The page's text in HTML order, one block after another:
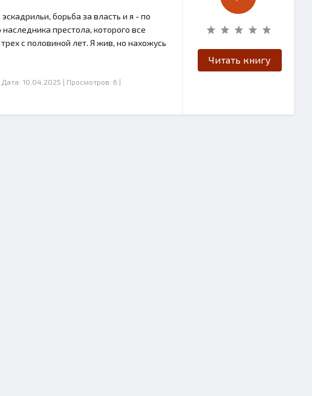
борьба за власть и я - по
престола, которого все
с половиной лет. Я жив, но нахожусь
Дата: 10.04.2025 | Просмотров: 6 |
Читать книгу